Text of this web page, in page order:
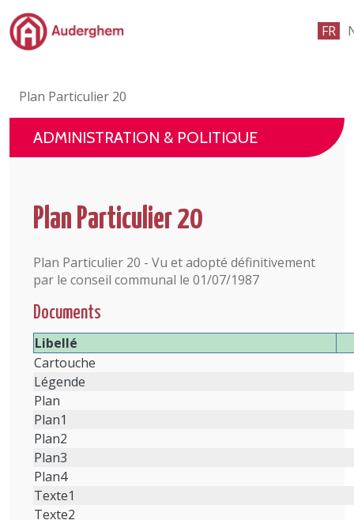
Passer au contenu principal FR
Événements et vie associative
eGuichet
En 1 clic
Plan Particulier 20
ADMINISTRATION & POLITIQUE
Plan Particulier 20
Plan Particulier 20 - Vu et adopté définitivement
par le conseil communal le 01/07/1987
Documents
Libellé
Cartouche
Légende
Plan
Plan1
Plan2
Plan3
Plan4
Texte1
Texte2